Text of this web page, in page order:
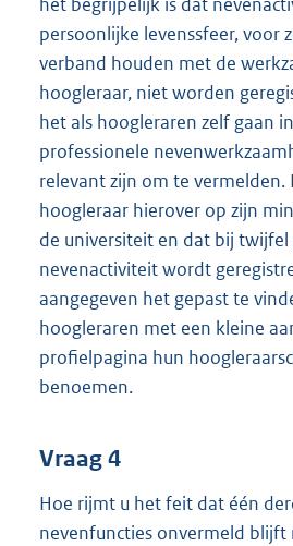
persoonlijke levenssfeer, voor
verband houden met de
hoogleraar, niet worden
het als hoogleraren zelf gaan
professionele
relevant zijn om te vermelden.
hoogleraar hierover op zijn
de universiteit en dat bij
nevenactiviteit wordt
aangegeven het gepast te
hoogleraren met een kleine
profielpagina hun
benoemen.
Vraag 4
Hoe rijmt u het feit dat één
nevenfuncties onvermeld blijft